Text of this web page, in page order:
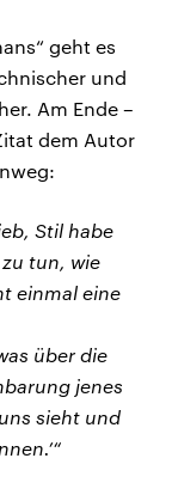
geht es
und
Am Ende –
dem Autor
Stil habe
tun, wie
einmal eine
über die
jenes
sieht und